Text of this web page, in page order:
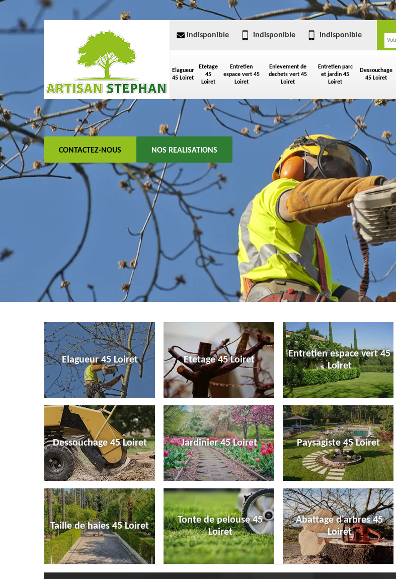
Elagueur
45 Loiret
Etetage
45
Loiret
Entretien
espace vert 45
Loiret
Enlevement de
dechets vert 45
Loiret
Entretien parc
et jardin 45
Loiret
Dessouchage
45 Loiret
indisponible indisponible indisponible
CONTACTEZ-NOUS NOS REALISATIONS
Elagueur 45 Loiret Etetage 45 Loiret
Entretien espace vert 45
Loiret
Dessouchage 45 Loiret Jardinier 45 Loiret Paysagiste 45 Loiret
Taille de haies 45 Loiret
Tonte de pelouse 45
Loiret
Abattage d'arbres 45
Loiret